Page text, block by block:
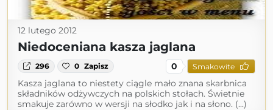
12 lutego 2012
Niedoceniana kasza jaglana
296 0 Zapisz 0 Smakowite
Kasza jaglana to niestety ciągle mało znana skarbnica
składników odżywczych na polskich stołach. Świetnie
smakuje zarówno w wersji na słodko jak i na słono. (...)